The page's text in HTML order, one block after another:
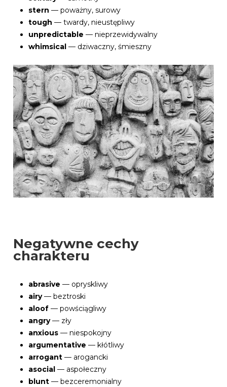
stern — poważny, surowy
tough — twardy, nieustępliwy
unpredictable — nieprzewidywalny
whimsical — dziwaczny, śmieszny
Negatywne cechy
charakteru
abrasive — opryskliwy
airy— beztroski
aloof — powściągliwy
angry— zły
anxious — niespokojny
argumentative — kłótliwy
arrogant — arogancki
asocial — aspołeczny
blunt — bezceremonialny